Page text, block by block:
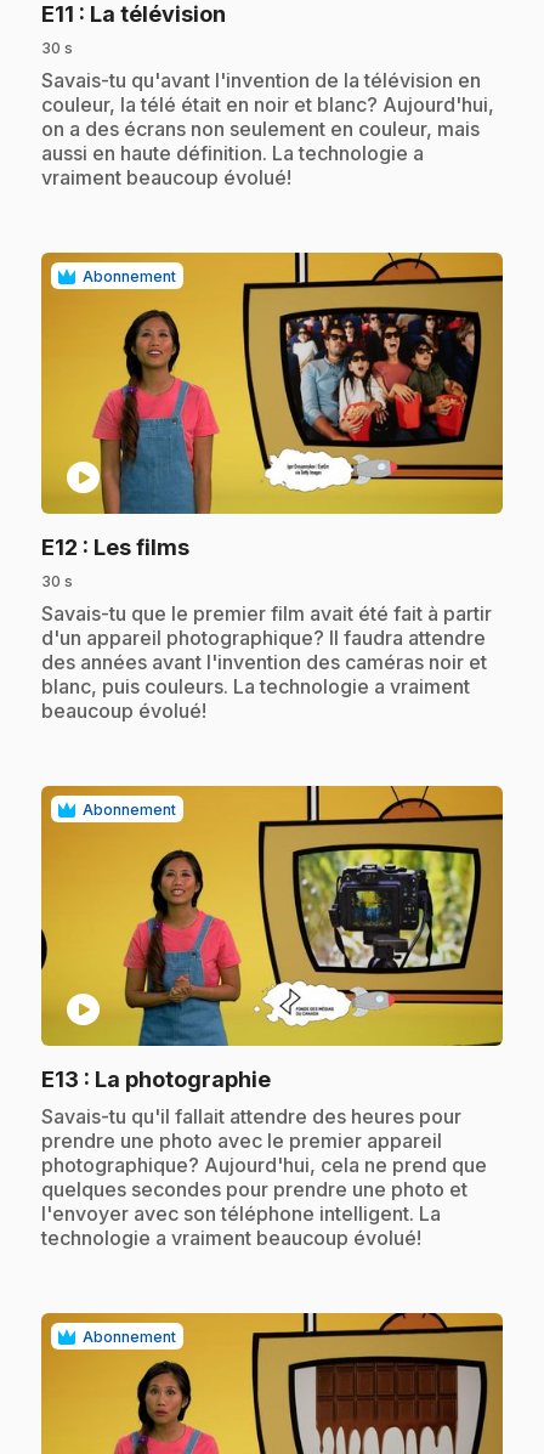
E11 : La télévision
30 s
.Savais-tu qu'avant l'invention de la télévision en
couleur, la télé était en noir et blanc? Aujourd'hui,
on a des écrans non seulement en couleur, mais
aussi en haute définition. La technologie a
vraiment beaucoup évolué!
Abonnement
play_circle
E12 : Les films.
30 s
.Savais-tu que le premier film avait été fait à partir
d'un appareil photographique? Il faudra attendre
des années avant l'invention des caméras noir et
blanc, puis couleurs. La technologie a vraiment
beaucoup évolué!
Abonnement
play_circle
E13 : La photographie.
.Savais-tu qu'il fallait attendre des heures pour
prendre une photo avec le premier appareil
photographique? Aujourd'hui, cela ne prend que
quelques secondes pour prendre une photo et
l'envoyer avec son téléphone intelligent. La
technologie a vraiment beaucoup évolué!
Abonnement